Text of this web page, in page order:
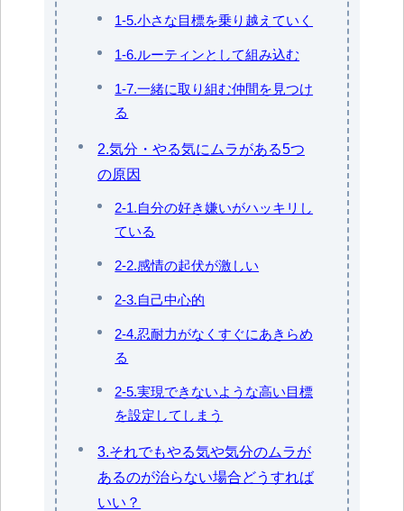
1-5.小さな目標を乗り越えていく
1-6.ルーティンとして組み込む
1-7.一緒に取り組む仲間を見つけ
る
2.気分・やる気にムラがある5つ
の原因
2-1.自分の好き嫌いがハッキリし
ている
2-2.感情の起伏が激しい
2-3.自己中心的
2-4.忍耐力がなくすぐにあきらめ
る
2-5.実現できないような高い目標
を設定してしまう
3.それでもやる気や気分のムラが
あるのが治らない場合どうすれば
いい？